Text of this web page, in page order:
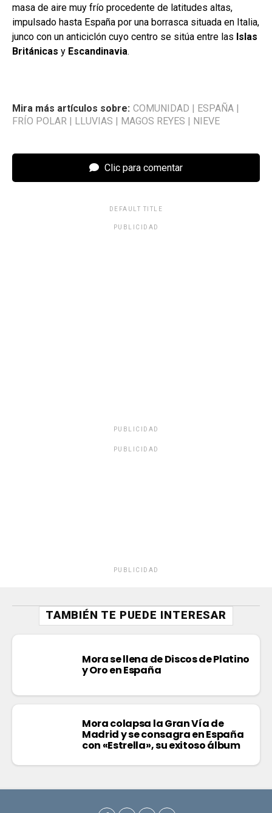
masa de aire muy frío procedente de latitudes altas,
impulsado hasta España por una borrasca situada en Italia,
junco con un anticiclón cuyo centro se sitúa entre las Islas
Británicas y Escandinavia.
Mira más artículos sobre: COMUNIDAD ESPAÑA
FRÍO POLAR
LLUVIAS MAGOS REYES NIEVE
Clic para comentar
DEFAULT TITLE
PUBLICIDAD
PUBLICIDAD
PUBLICIDAD
PUBLICIDAD
TAMBIÉN TE PUEDE INTERESAR
Mora se llena de Discos de Platino
y Oro en España
Mora colapsa la Gran Vía de
Madrid y se consagra en España
con «Estrella», su exitoso álbum